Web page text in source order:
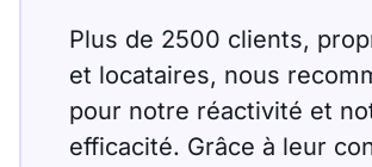
promotions sur honoraires
Plus de 2500 clients,
et locataires, nous
pour notre réactivité et
efficacité. Grâce à leur